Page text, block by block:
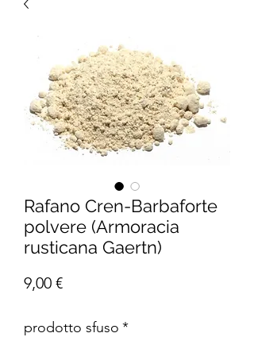
Rafano Cren-Barbaforte
polvere (Armoracia
rusticana Gaertn)
9,00 €Prezzo
prodotto sfuso *